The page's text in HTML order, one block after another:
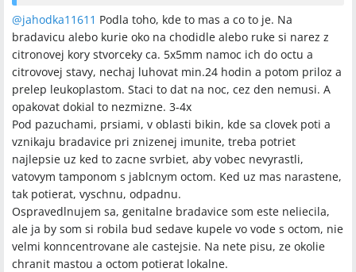
@jahodka11611 Podla toho, kde to mas a co to je. Na
bradavicu alebo kurie oko na chodidle alebo ruke si narez z
citronovej kory stvorceky ca. 5x5mm namoc ich do octu a
citrovovej stavy, nechaj luhovat min.24 hodin a potom priloz a
prelep leukoplastom. Staci to dat na noc, cez den nemusi. A
opakovat dokial to nezmizne. 3-4x
Pod pazuchami, prsiami, v oblasti bikin, kde sa clovek poti a
vznikaju bradavice pri znizenej imunite, treba potriet
najlepsie uz ked to zacne svrbiet, aby vobec nevyrastli,
vatovym tamponom s jablcnym octom. Ked uz mas narastene,
tak potierat, vyschnu, odpadnu.
Ospravedlnujem sa, genitalne bradavice som este neliecila,
ale ja by som si robila bud sedave kupele vo vode s octom, nie
velmi konncentrovane ale castejsie. Na nete pisu, ze okolie
chranit mastou a octom potierat lokalne.